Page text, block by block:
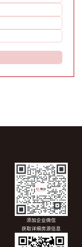
添加企业微信
获取详细房源信息